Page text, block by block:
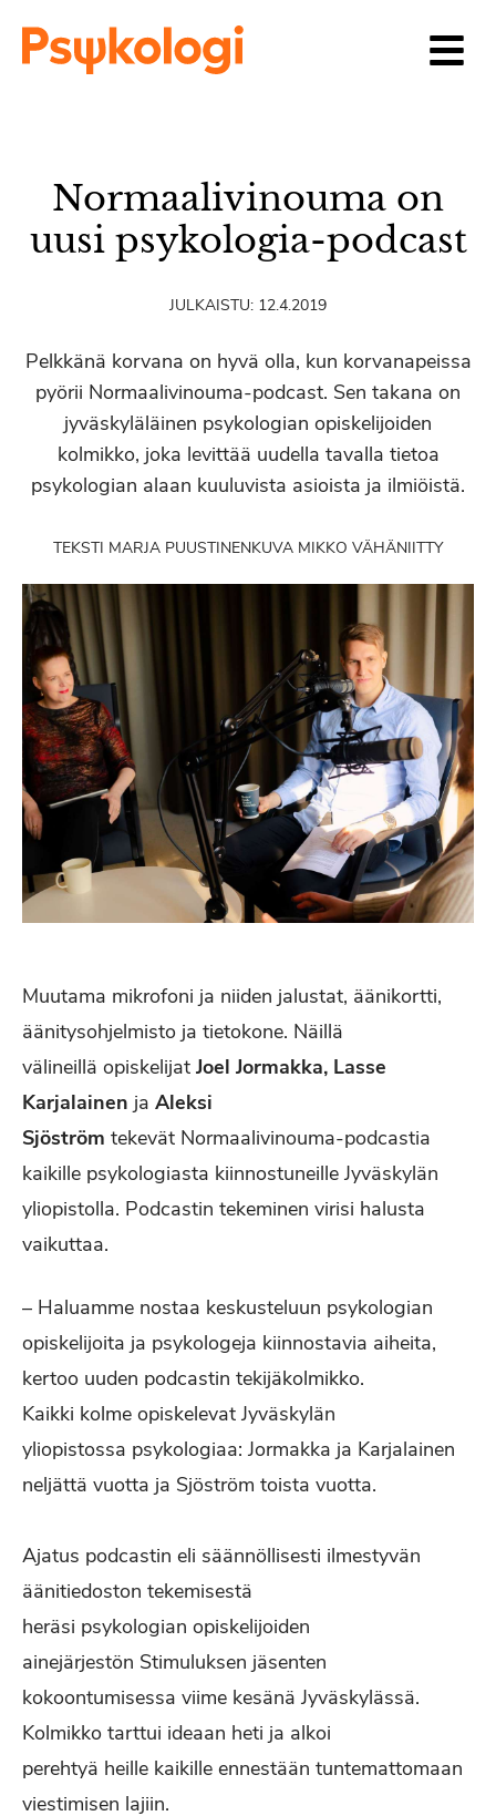
Normaalivinouma on
uusi psykologia-podcast
JULKAISTU: 12.4.2019
Pelkkänä korvana on hyvä olla, kun korvanapeissa
pyörii Normaalivinouma-podcast. Sen takana on
jyväskyläläinen psykologian opiskelijoiden
kolmikko, joka levittää uudella tavalla tietoa
psykologian alaan kuuluvista asioista ja ilmiöistä.
TEKSTI MARJA PUUSTINENKUVA MIKKO VÄHÄNIITTY
Muutama mikrofoni ja niiden jalustat, äänikortti,
äänitysohjelmisto ja tietokone. Näillä
välineillä opiskelijat Joel Jormakka, Lasse
Karjalainen ja Aleksi
Sjöström tekevät Normaalivinouma-podcastia
kaikille psykologiasta kiinnostuneille Jyväskylän
yliopistolla. Podcastin tekeminen virisi halusta
vaikuttaa.
– Haluamme nostaa keskusteluun psykologian
opiskelijoita ja psykologeja kiinnostavia aiheita,
kertoo uuden podcastin tekijäkolmikko.
Kaikki kolme opiskelevat Jyväskylän
yliopistossa psykologiaa: Jormakka ja Karjalainen
neljättä vuotta ja Sjöström toista vuotta.
Ajatus podcastin eli säännöllisesti ilmestyvän
äänitiedoston tekemisestä
heräsi psykologian opiskelijoiden
ainejärjestön Stimuluksen jäsenten
kokoontumisessa viime kesänä Jyväskylässä.
Kolmikko tarttui ideaan heti ja alkoi
perehtyä heille kaikille ennestään tuntemattomaan
viestimisen lajiin.